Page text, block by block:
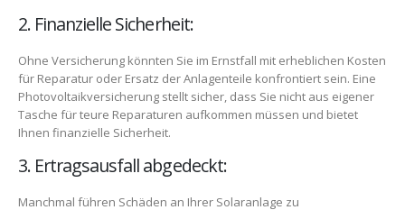
2. Finanzielle Sicherheit:
Ohne Versicherung könnten Sie im Ernstfall mit erheblichen Kosten
für Reparatur oder Ersatz der Anlagenteile konfrontiert sein. Eine
Photovoltaikversicherung stellt sicher, dass Sie nicht aus eigener
Tasche für teure Reparaturen aufkommen müssen und bietet
Ihnen finanzielle Sicherheit.
3. Ertragsausfall abgedeckt:
Manchmal führen Schäden an Ihrer Solaranlage zu